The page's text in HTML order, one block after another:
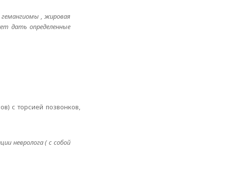
, жировая
дать определенные
с торсией позвонков,
невролога ( с собой